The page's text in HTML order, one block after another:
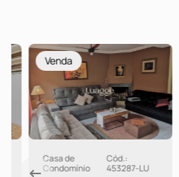
Venda
Casa de
Condomínio
Cód.:
453287-LU